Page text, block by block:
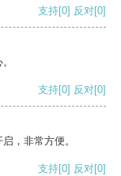
支持[0] 反对[0]
支持[0] 反对[0]
，非常方便。
支持[0] 反对[0]